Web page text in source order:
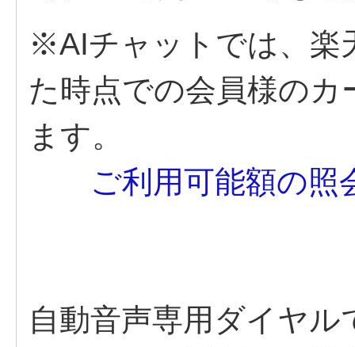
※AIチャットでは、楽
た時点での会員様の
ます。
ご利用可能額の照
自動音声専用ダイヤル